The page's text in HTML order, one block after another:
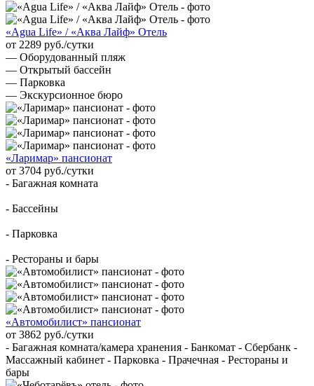
«Agua Life» / «Аква Лайф» Отель
от 2289 руб./сутки
— Оборудованный пляж
— Открытый бассейн
— Парковка
— Экскурсионное бюро
«Ларимар» пансионат
от 3704 руб./сутки
- Багажная комната
- Бассейны
- Парковка
- Рестораны и бары
«Автомобилист» пансионат
от 3862 руб./сутки
- Багажная комната/камера хранения - Банкомат - Сбербанк -
Массажный кабинет - Парковка - Прачечная - Рестораны и
бары